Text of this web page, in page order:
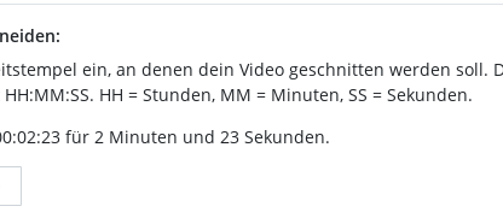
ein, an denen dein Video geschnitten werden soll.
HH = Stunden, MM = Minuten, SS = Sekunden.
für 2 Minuten und 23 Sekunden.